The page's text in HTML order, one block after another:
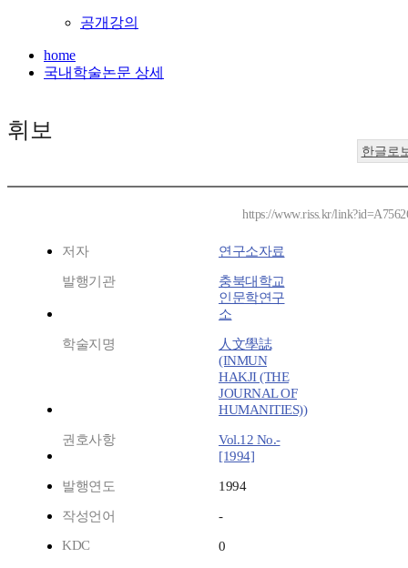
공개강의
home
국내학술논문 상세
휘보
한글로
https://www.riss.kr/
저자 연구소자료
발행기관
충북대학교
인문학연구
소
학술지명
人文學誌
(INMUN
HAKJI (THE
JOURNAL OF
HUMANITIES))
권호사항
Vol.12 No.-
[1994]
발행연도 1994
작성언어
-
KDC
0